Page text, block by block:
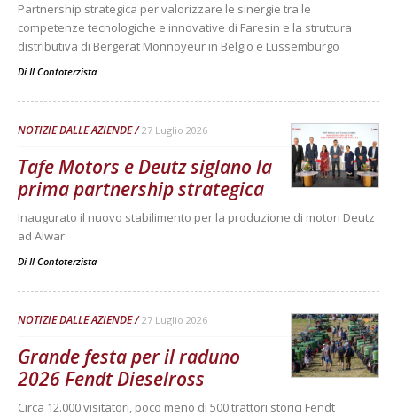
Partnership strategica per valorizzare le sinergie tra le
competenze tecnologiche e innovative di Faresin e la struttura
distributiva di Bergerat Monnoyeur in Belgio e Lussemburgo
Di Il Contoterzista
NOTIZIE DALLE AZIENDE 27 Luglio 2026
Tafe Motors e Deutz siglano la
prima partnership strategica
Inaugurato il nuovo stabilimento per la produzione di motori Deutz
ad Alwar
Di Il Contoterzista
NOTIZIE DALLE AZIENDE 27 Luglio 2026
Grande festa per il raduno
2026 Fendt Dieselross
Circa 12.000 visitatori, poco meno di 500 trattori storici Fendt